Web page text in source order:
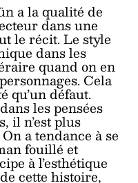
a la qualité de
dans une
le récit. Le style
dans les
quand on en
Cela
qu’un défaut.
les pensées
il n’est plus
a tendance à se
fouillé et
à l’esthétique
cette histoire,